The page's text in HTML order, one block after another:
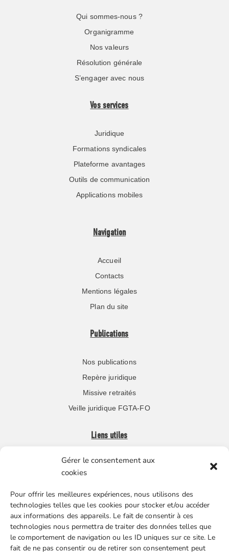
Gérer le consentement aux
cookies
Pour offrir les meilleures expériences, nous utilisons des
technologies telles que les cookies pour stocker et/ou accéder
aux informations des appareils. Le fait de consentir à ces
technologies nous permettra de traiter des données telles que
le comportement de navigation ou les ID uniques sur ce site. Le
fait de ne pas consentir ou de retirer son consentement peut
Qui sommes-nous ?
Organigramme
Nos valeurs
Résolution générale
S’engager avec nous
Vos services
Juridique
Formations syndicales
Plateforme avantages
Outils de communication
Applications mobiles
Navigation
Accueil
Contacts
Mentions légales
Plan du site
Publications
Nos publications
Repère juridique
Missive retraités
Veille juridique FGTA-FO
Liens utiles
Boutique en ligne
Nos partenaires
Gestion des cookies